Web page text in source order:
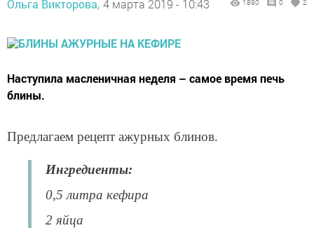
Ольга Викторова, 4 марта 2019 - 10:43 1890 0 2
Наступила масленичная неделя – самое время печь
блины.
Предлагаем рецепт ажурных блинов.
Ингредиенты:
0,5 литра кефира
2 яйца